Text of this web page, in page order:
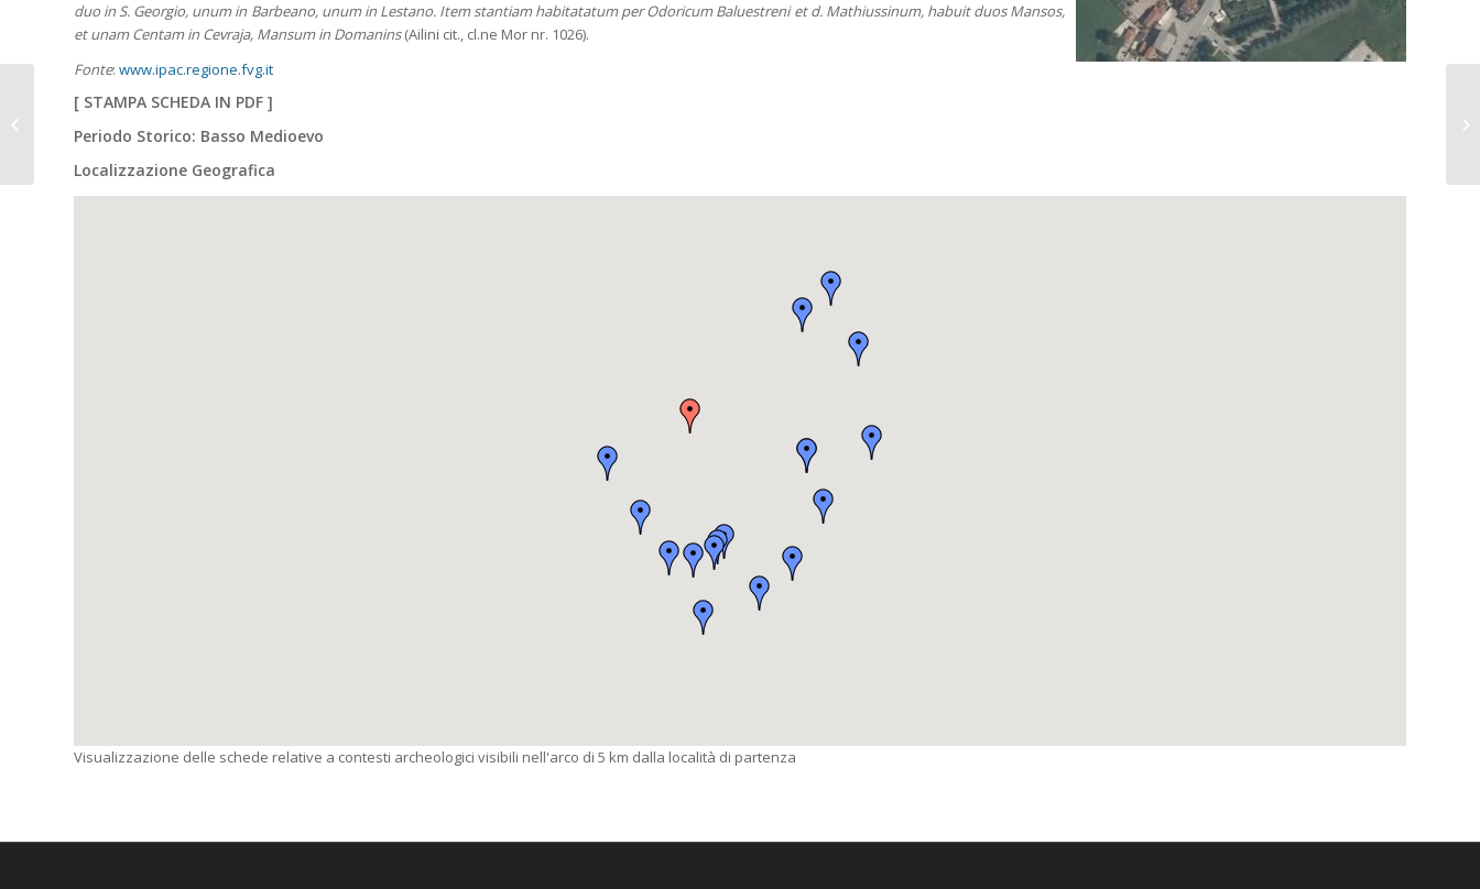
duo in S. Georgio, unum in Barbeano, unum in Lestano. Item stantiam habitatatum per Odoricum Baluestreni et d. Mathiussinum, habuit duos Mansos,
et unam Centam in Cevraja, Mansum in Domanins(Ailini cit., cl.ne Mor nr. 1026).
Fonte: www.ipac.regione.fvg.it
[ STAMPA SCHEDA IN PDF ]
Periodo Storico: Basso Medioevo
Localizzazione Geografica
Visualizzazione delle schede relative a contesti archeologici visibili nell'arco di 5 km dalla località di partenza
TAGLIAMENTO (PN),
fraz. Valeriano, la
Centa.